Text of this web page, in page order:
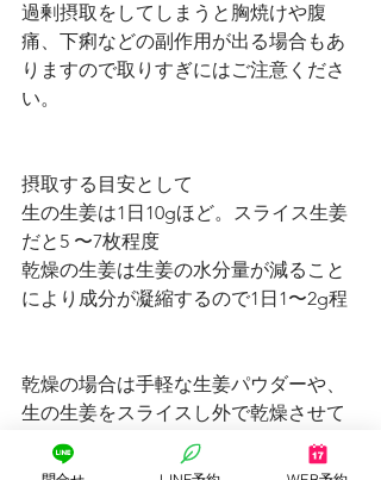
過剰摂取をしてしまうと胸焼けや腹
痛、下痢などの副作用が出る場合もあ
りますので取りすぎにはご注意くださ
い。
摂取する目安として
生の生姜は1日10gほど。スライス生姜
だと5 〜7枚程度
乾燥の生姜は生姜の水分量が減ること
により成分が凝縮するので1日1〜2g程
乾燥の場合は手軽な生姜パウダーや、
生の生姜をスライスし外で乾燥させて
あげるだけでできます。お料理に混ぜ
たりココアやお湯に溶かして飲むのも